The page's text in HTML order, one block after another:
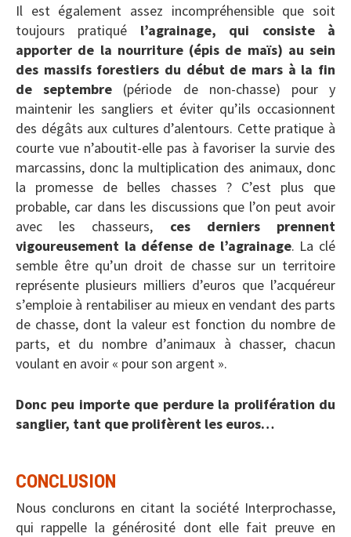
Il est également assez incompréhensible que soit
toujours pratiqué l’agrainage, qui consiste à
apporter de la nourriture (épis de maïs) au sein
des massifs forestiers du début de mars à la fin
de septembre (période de non-chasse) pour y
maintenir les sangliers et éviter qu’ils occasionnent
des dégâts aux cultures d’alentours. Cette pratique à
courte vue n’aboutit-elle pas à favoriser la survie des
marcassins, donc la multiplication des animaux, donc
la promesse de belles chasses ? C’est plus que
probable, car dans les discussions que l’on peut avoir
avec les chasseurs, ces derniers prennent
vigoureusement la défense de l’agrainage. La clé
semble être qu’un droit de chasse sur un territoire
représente plusieurs milliers d’euros que l’acquéreur
s’emploie à rentabiliser au mieux en vendant des parts
de chasse, dont la valeur est fonction du nombre de
parts, et du nombre d’animaux à chasser, chacun
voulant en avoir « pour son argent ».
Donc peu importe que perdure la prolifération du
sanglier, tant que prolifèrent les euros…
CONCLUSION
Nous conclurons en citant la société Interprochasse,
qui rappelle la générosité dont elle fait preuve en